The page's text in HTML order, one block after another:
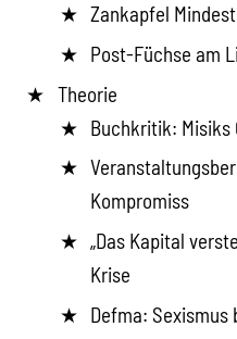
Zankapfel
Post-Füchse am
Theorie
Buchkritik: Misiks
Kompromiss
„Das Kapital
Krise
Defma: Sexismus